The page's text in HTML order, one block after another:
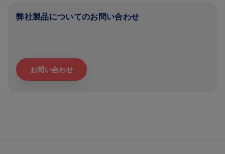
弊社製品についてのお問い合わせ
お問い合わせ